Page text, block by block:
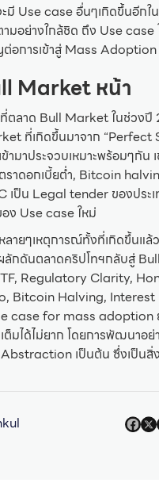
มี Use case อื่นๆเกิดขึ้นอีก
มอย่างใกล้ชิด ถึง Use case
อการเข้าสู่ Mass Adoption
Market หน้า
ที่ตลาด Bull Market ในช่วง
ที่เกิดขึ้นมาจาก “Perfect
ามาประจวบเหมาะพร้อมๆกัน
ราดอกเบี้ยต่ำ, Bitcoin
เป็น Legal tender ของประ
ง Use case ใหม่
ลายๆเหตุการณ์ทั้งที่เกิดขึ้นแล้
ลักดันตลาดคริปโทฯกลับสู่
Regulatory Clarity,
Bitcoin Halving,
case for mass adoption
เต็มได้ไม่ยาก โดยการพัฒนาอย่
เป็นต้น ซึ่งเป็นสิ่